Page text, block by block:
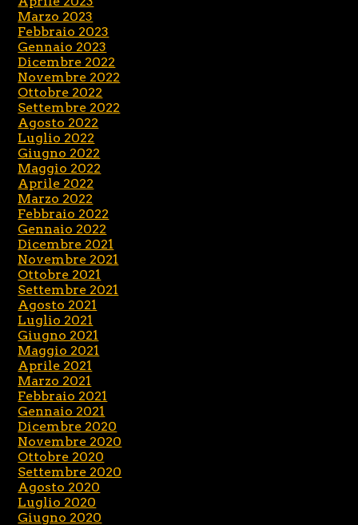
Marzo 2023
Febbraio 2023
Gennaio 2023
Dicembre 2022
Novembre 2022
Ottobre 2022
Settembre 2022
Agosto 2022
Luglio 2022
Giugno 2022
Maggio 2022
Aprile 2022
Marzo 2022
Febbraio 2022
Gennaio 2022
Dicembre 2021
Novembre 2021
Ottobre 2021
Settembre 2021
Agosto 2021
Luglio 2021
Giugno 2021
Maggio 2021
Aprile 2021
Marzo 2021
Febbraio 2021
Gennaio 2021
Dicembre 2020
Novembre 2020
Ottobre 2020
Settembre 2020
Agosto 2020
Luglio 2020
Giugno 2020